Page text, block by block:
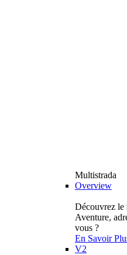
Multistrada
Overview
Découvrez le
Aventure,
vous ?
En Savoir
V2